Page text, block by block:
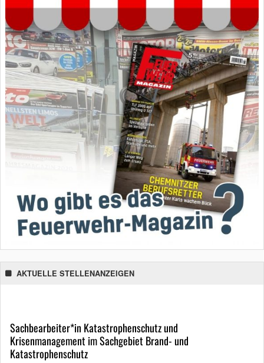
AKTUELLE STELLENANZEIGEN
Sachbearbeiter*in Katastrophenschutz und
Krisenmanagement im Sachgebiet Brand- und
Katastrophenschutz